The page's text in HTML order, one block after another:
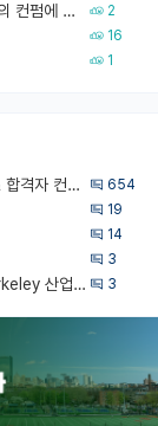
컨택이후 랩매니저, PhD학생들 소개 시켜주신거면 거의 컨펌에 가깝나요? 2
16
1
[무료] 2026 미국 대학원 유학 스타터팩 - 가이드북 & 합격자 컨택메일 템플릿 654
19
14
3
Korea University 수학, 컴퓨터과학 이학사, UC Berkeley 산업공학 대학원 공학박사가 되는 것은 쉽지 않겠죠? 3